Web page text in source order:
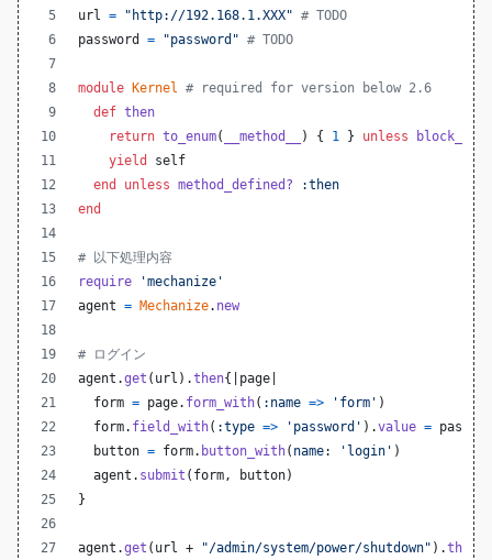
url
= "http://192.168.1.XXX" # TODO
password
= "password" # TODO
module Kernel
# required for version below 2.6
def then
return to_enum( __method__ ) { 1 } unless
yield
self
end
unless method_defined?
:then
end
# 以下処理内容
require
'mechanize'
agent = Mechanize. new
# ログイン
agent .get ( url ) .then{ page
form = page. form_with( :name => 'form' )
form. field_with( :type => 'password' ) .value =
button = form. button_with( name: 'login' )
agent . submit ( form , button)
}
agent .get ( url + "/admin/system/power/shutdown" ) .then